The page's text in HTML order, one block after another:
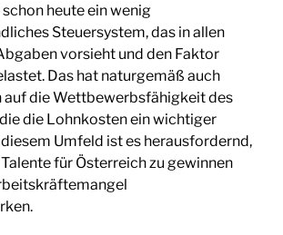
heute ein wenig
Steuersystem, das in allen
vorsieht und den Faktor
Das hat naturgemäß auch
auf die Wettbewerbsfähigkeit des
die Lohnkosten ein wichtiger
Umfeld ist es herausfordernd,
für Österreich zu gewinnen